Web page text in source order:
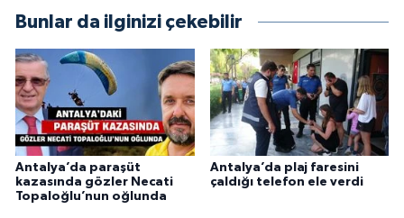
Bunlar da ilginizi çekebilir
Antalya’da paraşüt
kazasında gözler Necati
Topaloğlu’nun oğlunda
Antalya’da plaj faresini
çaldığı telefon ele verdi